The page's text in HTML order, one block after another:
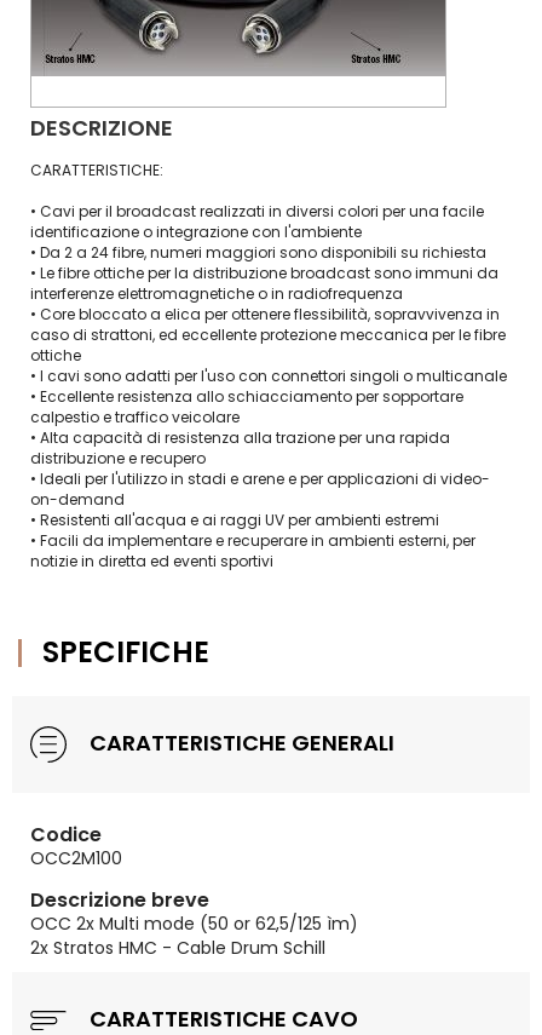
DESCRIZIONE
CARATTERISTICHE:
• Cavi per il broadcast realizzati in diversi colori per una facile
identificazione o integrazione con l'ambiente
• Da 2 a 24 fibre, numeri maggiori sono disponibili su richiesta
• Le fibre ottiche per la distribuzione broadcast sono immuni da
interferenze elettromagnetiche o in radiofrequenza
• Core bloccato a elica per ottenere flessibilità, sopravvivenza in
caso di strattoni, ed eccellente protezione meccanica per le fibre
ottiche
• I cavi sono adatti per l'uso con connettori singoli o multicanale
• Eccellente resistenza allo schiacciamento per sopportare
calpestio e traffico veicolare
• Alta capacità di resistenza alla trazione per una rapida
distribuzione e recupero
• Ideali per l'utilizzo in stadi e arene e per applicazioni di video-
on-demand
• Resistenti all'acqua e ai raggi UV per ambienti estremi
• Facili da implementare e recuperare in ambienti esterni, per
notizie in diretta ed eventi sportivi
SPECIFICHE
CARATTERISTICHE GENERALI
Codice
OCC2M100
Descrizione breve
OCC 2x Multi mode (50 or 62,5/125 ìm)
2x Stratos HMC - Cable Drum Schill
CARATTERISTICHE CAVO